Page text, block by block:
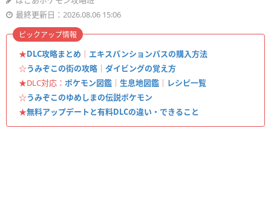
最終更新日：2026.08.06 15:06
★DLC攻略まとめ ｜ エキスパンションパスの購入方法
☆うみぞこの街の攻略 ｜ ダイビングの覚え方
★DLC対応： ポケモン図鑑 ｜ 生息地図鑑 ｜ レシピ一覧
☆うみぞこのゆめしまの伝説ポケモン
★無料アップデートと有料DLCの違い・できること
ピックアップ情報